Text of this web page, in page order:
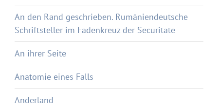
An den Rand geschrieben. Rumäniendeutsche
Schriftsteller im Fadenkreuz der Securitate
An ihrer Seite
Anatomie eines Falls
Anderland